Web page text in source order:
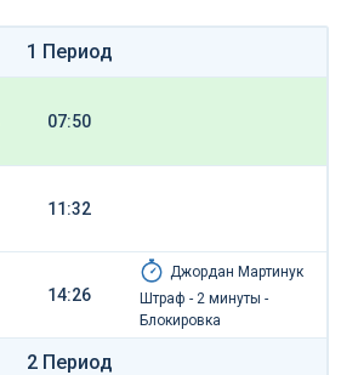
1 Период
07:50
11:32
14:26
Джордан Мартинук
Штраф - 2 минуты -
Блокировка
2 Период